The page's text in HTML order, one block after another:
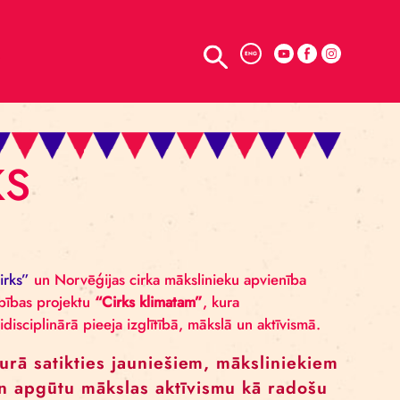
VSIA“Rīgas cirks”un Norvēģijas cirka mākslinieku
sadarbības projektu
multidisciplinārā pieeja izglītībā, mākslā un